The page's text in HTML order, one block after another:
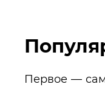
Первое —